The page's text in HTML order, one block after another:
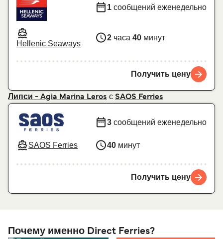
Hellenic Seaways
1 сообщений еженедельно
2 часа 40 минут
Получить цену
Липси - Agia Marina Leros с SAOS Ferries
SAOS Ferries
3 сообщений еженедельно
40 минут
Получить цену
Почему именно Direct Ferries?